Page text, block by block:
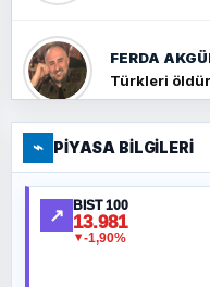
FERDA
Türkleri
FERHAT
Ankara
Ortadoğu
⌁ PIYASA BILGILERI
↗ BIST 100
13.981
▼-1,90%